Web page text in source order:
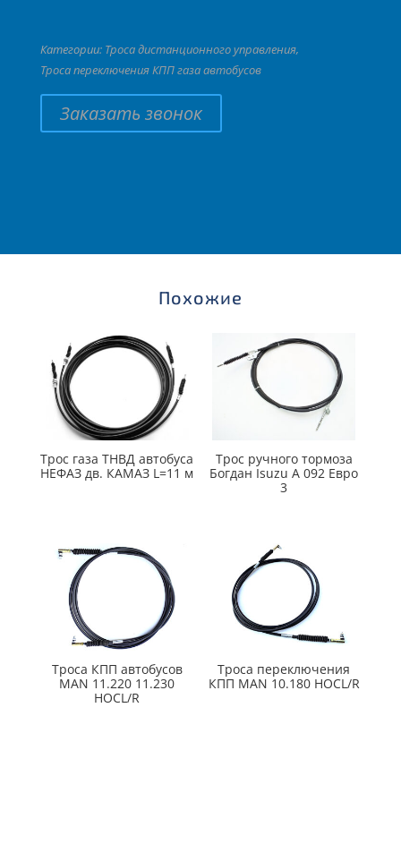
Категории: Троса дистанционного управления,
Троса переключения КПП газа автобусов
Заказать звонок
Похожие
Трос газа ТНВД автобуса
НЕФАЗ дв. КАМАЗ L=11 м
Трос ручного тормоза
Богдан Isuzu А 092 Евро
3
Троса КПП автобусов
MAN 11.220 11.230
HOCL/R
Троса переключения
КПП MAN 10.180 HOCL/R